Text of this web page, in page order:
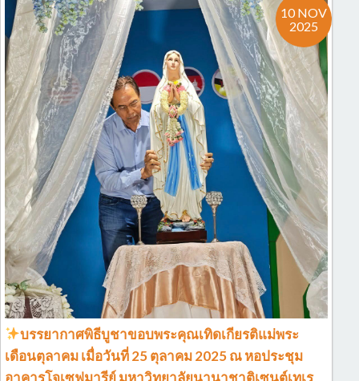
บรรยากาศพิธีบูชาขอบพระคุณเทิดเกียรติแม่พระ
เดือนตุลาคม เมื่อวันที่ 25 ตุลาคม 2025 ณ หอประชุม
อาคารโจเซฟมารีย์ มหาวิทยาลัยนานาชาติเซนต์เทเร
10 NOV
2025